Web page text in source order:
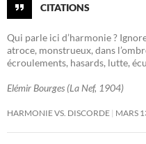
CITATIONS
Qui parle ici d’harmonie ?
atroce, monstrueux, dans
écroulements, hasards, lutte,
Elémir Bourges (La Nef, 1904)
HARMONIE VS. DISCORDE MARS